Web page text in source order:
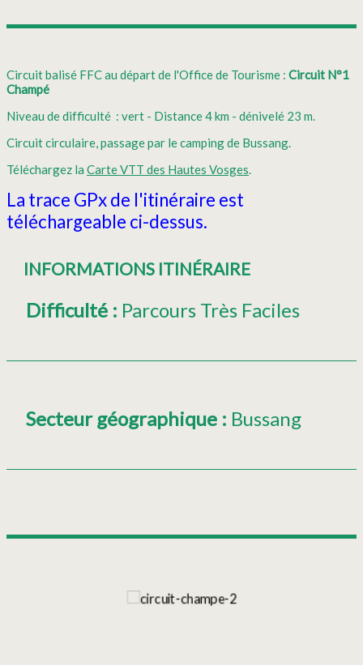
Circuit balisé FFC au départ de l'Office de Tourisme : Circuit N°1
Champé
Niveau de difficulté : vert - Distance 4 km - dénivelé 23 m.
Circuit circulaire, passage par le camping de Bussang.
Téléchargez la Carte VTT des Hautes Vosges.
La trace GPx de l'itinéraire est
téléchargeable ci-dessus.
INFORMATIONS ITINÉRAIRE
Difficulté : Parcours Très Faciles
Secteur géographique : Bussang